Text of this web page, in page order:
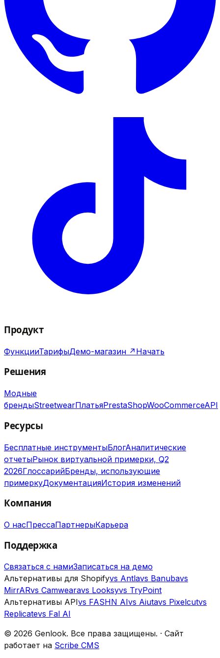
Продукт
ФункцииТарифыДемо-магазин ↗ Начать
Решения
Модные
брендыStreetwearПлатьяPrestaShopWooCommerceAPI
Ресурсы
Бесплатные инструментыБлогАналитические
отчетыРынок виртуальной примерки, Q2
2026ГлоссарийБренды, использующие
примеркуДокументацияИстория изменений
Компания
О насПрессаПартнерыКарьера
Поддержка
Связаться с намиЗаписаться на демо
Альтернативы для Shopifyvs Antlavs Banubavs
MirrARvs Camwearavs Looksyvs TryPoint
Альтернативы APIvs FASHN AIvs Aiutavs Pixelcutvs
Replicatevs Fal AI
© 2026 Genlook. Все права защищены. · Сайт
работает на Scribe CMS